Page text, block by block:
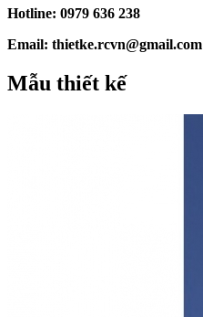
Hotline: 0979 636 238
Email: thietke.rcvn@gmail.com
Mẫu thiết kế